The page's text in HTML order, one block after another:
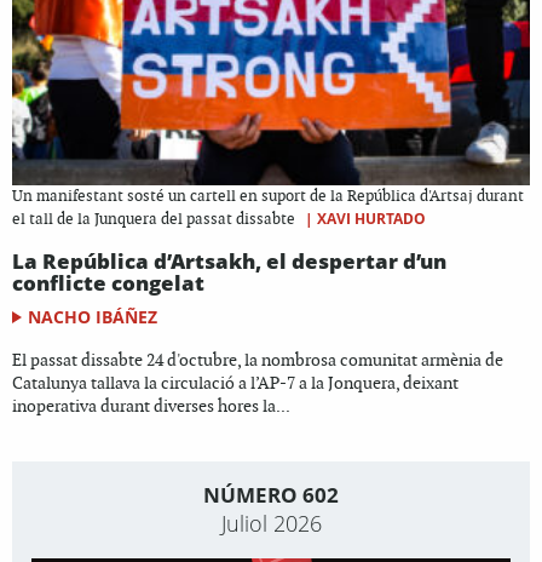
Un manifestant sosté un cartell en suport de la República d'Artsaj durant
el tall de la Junquera del passat dissabte
| XAVI HURTADO
La República d’Artsakh, el despertar d’un
conflicte congelat
NACHO IBÁÑEZ
El passat dissabte 24 d'octubre, la nombrosa comunitat armènia de
Catalunya tallava la circulació a l’AP-7 a la Jonquera, deixant
inoperativa durant diverses hores la...
NÚMERO 602
Juliol 2026